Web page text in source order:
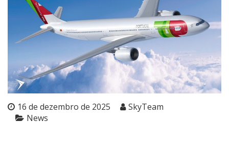
16 de dezembro de 2025
SkyTeam
News